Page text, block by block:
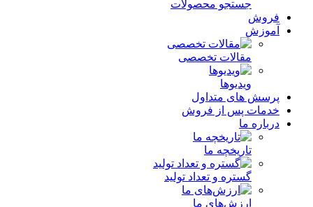
جستجو محصولات
فروش
آموزش
مقالات تخصصی
ویدیوها
پرسش های متداول
خدمات پس از فروش
درباره ما
تاریخچه ما
گستره و تعداد تولید
ارزش‌های ما